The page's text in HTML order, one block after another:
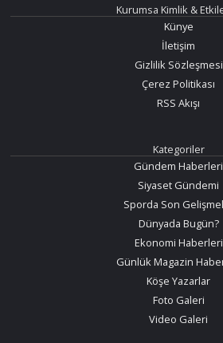
Kurumsa Kimlik &
Künye
İletişim
Gizlilik Sözleşmesi
Çerez Politikası
RSS Akışı
Kategoriler
Gündem Haberleri
Siyaset Gündemi
Sporda Son
Dünyada Bugün?
Ekonomi Haberleri
Günlük Magazin
Köşe Yazarlar
Foto Galeri
Video Galeri